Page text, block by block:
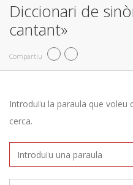
Diccionari de
cantant»
Compartiu
Introduïu la paraula que voleu
cerca.